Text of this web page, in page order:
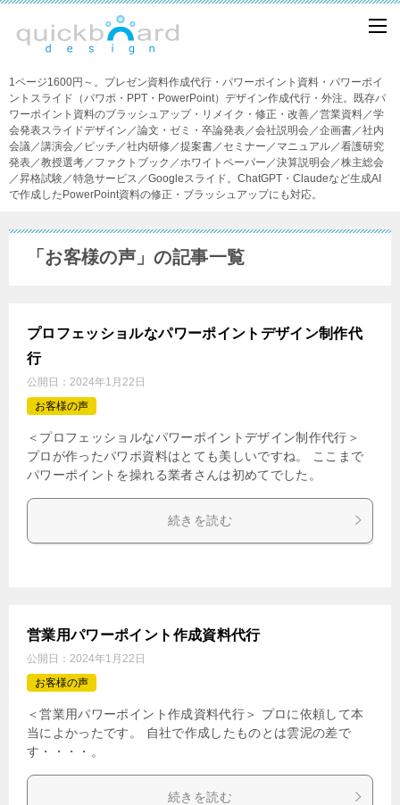
1ページ1600円～。プレゼン資料作成代行・パワーポイント資料・パワーポイ
ントスライド（パワポ・PPT・PowerPoint）デザイン作成代行・外注。既存パ
ワーポイント資料のブラッシュアップ・リメイク・修正・改善／営業資料／学
会発表スライドデザイン／論文・ゼミ・卒論発表／会社説明会／企画書／社内
会議／講演会／ピッチ／社内研修／提案書／セミナー／マニュアル／看護研究
発表／教授選考／ファクトブック／ホワイトペーパー／決算説明会／株主総会
／昇格試験／特急サービス／Googleスライド。ChatGPT・Claudeなど生成AI
で作成したPowerPoint資料の修正・ブラッシュアップにも対応。
「お客様の声」の記事一覧
プロフェッショルなパワーポイントデザイン制作代
行
公開日： 2024年1月22日
お客様の声
＜プロフェッショルなパワーポイントデザイン制作代行＞
プロが作ったパワポ資料はとても美しいですね。 ここまで
パワーポイントを操れる業者さんは初めてでした。
続きを読む
営業用パワーポイント作成資料代行
公開日： 2024年1月22日
お客様の声
＜営業用パワーポイント作成資料代行＞ プロに依頼して本
当によかったです。 自社で作成したものとは雲泥の差で
す・・・・。
続きを読む